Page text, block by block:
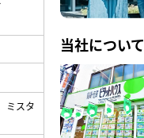
ミスタ
当社について